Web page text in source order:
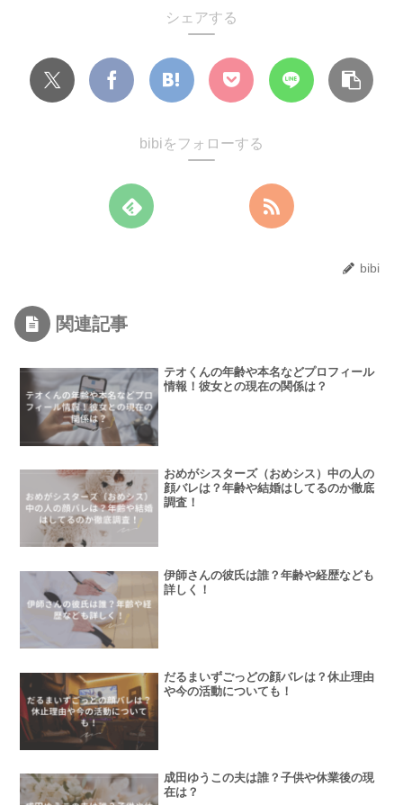
シェアする
bibiをフォローする
bibi
関連記事
テオくんの年齢や本名などプロフィール
情報！彼女との現在の関係は？
おめがシスターズ（おめシス）中の人の
顔バレは？年齢や結婚はしてるのか徹底
調査！
伊師さんの彼氏は誰？年齢や経歴なども
詳しく！
だるまいずごっどの顔バレは？休止理由
や今の活動についても！
成田ゆうこの夫は誰？子供や休業後の現
在は？